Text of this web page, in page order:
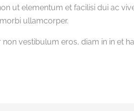
ut elementum et facilisi dui ac
ullamcorper.
vestibulum eros, diam in in et